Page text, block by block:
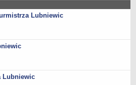
Lubniewic
Lubniewic